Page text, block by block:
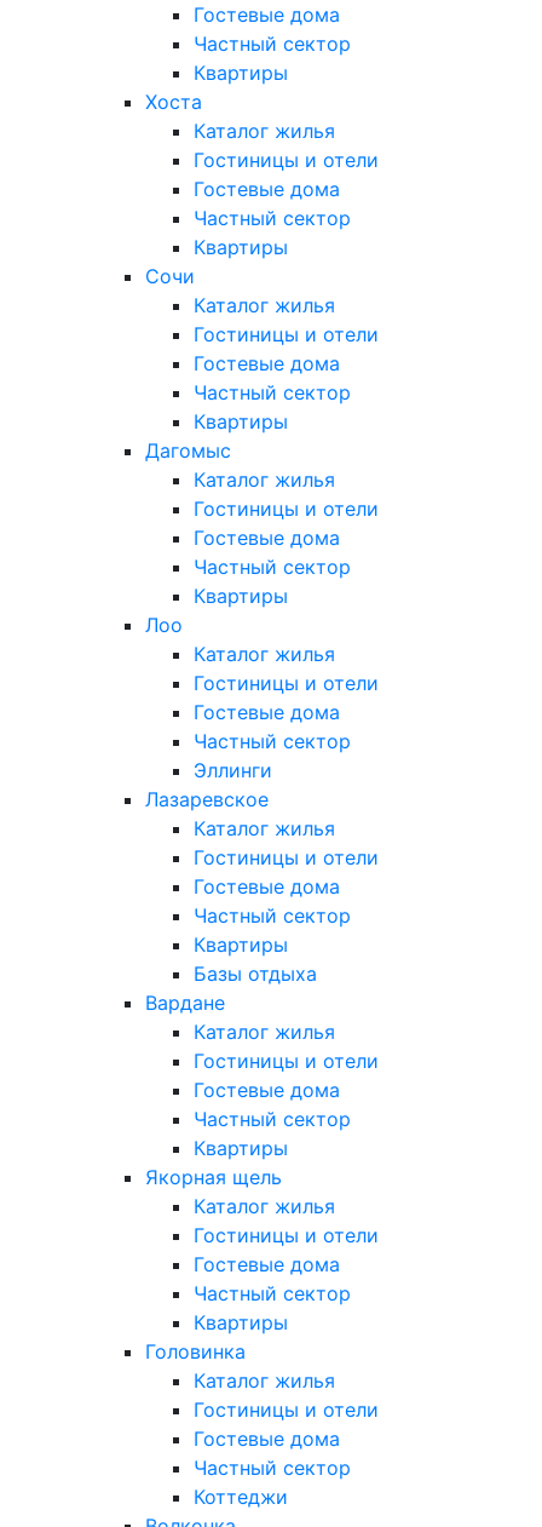
Гостевые дома
Частный сектор
Квартиры
Хоста
Каталог жилья
Гостиницы и отели
Гостевые дома
Частный сектор
Квартиры
Сочи
Каталог жилья
Гостиницы и отели
Гостевые дома
Частный сектор
Квартиры
Дагомыс
Каталог жилья
Гостиницы и отели
Гостевые дома
Частный сектор
Квартиры
Лоо
Каталог жилья
Гостиницы и отели
Гостевые дома
Частный сектор
Эллинги
Лазаревское
Каталог жилья
Гостиницы и отели
Гостевые дома
Частный сектор
Квартиры
Базы отдыха
Вардане
Каталог жилья
Гостиницы и отели
Гостевые дома
Частный сектор
Квартиры
Якорная щель
Каталог жилья
Гостиницы и отели
Гостевые дома
Частный сектор
Квартиры
Головинка
Каталог жилья
Гостиницы и отели
Гостевые дома
Частный сектор
Коттеджи